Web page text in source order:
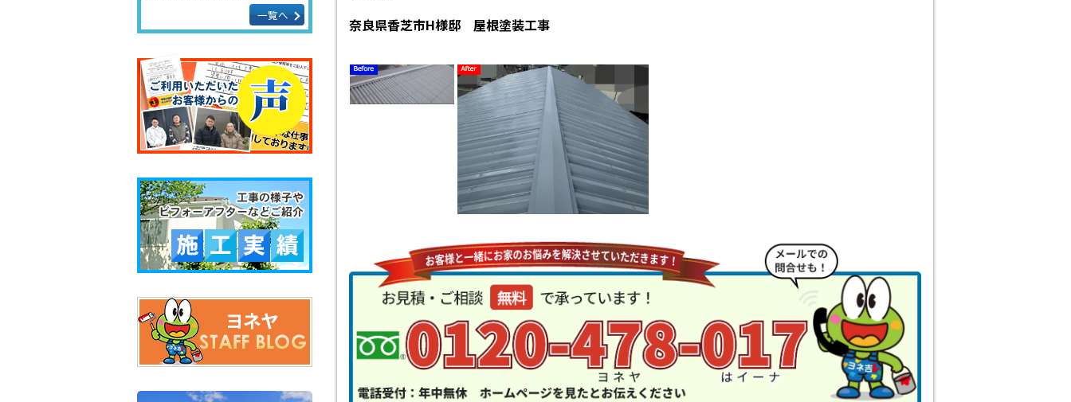
一覧へ
奈良県香芝市H様邸 屋根塗装工事